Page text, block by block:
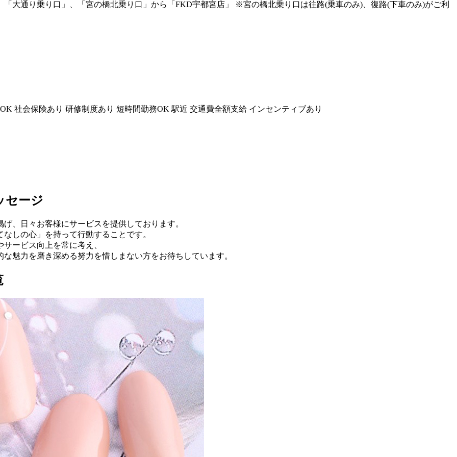
大通り乗り口」、「宮の橋北乗り口」から「FKD宇都宮店」 ※宮の橋北乗り口は往路(乗車のみ)、復路(下車のみ)がご利
社会保険あり 研修制度あり 短時間勤務OK 駅近 交通費全額支給 インセンティブあり
セージ
、日々お客様にサービスを提供しております。
しの心」を持って行動することです。
ービス向上を常に考え、
魅力を磨き深める努力を惜しまない方をお待ちしています。